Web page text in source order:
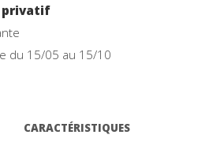
privatif
du 15/05 au 15/10
CARACTÉRISTIQUES